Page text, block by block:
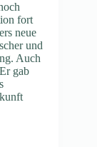
fort
neue
und
Auch
gab